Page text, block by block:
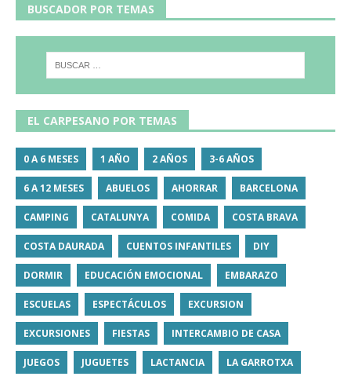
BUSCADOR POR TEMAS
EL CARPESANO POR TEMAS
0 A 6 MESES 1 AÑO 2 AÑOS 3-6 AÑOS
6 A 12 MESES ABUELOS AHORRAR BARCELONA
CAMPING CATALUNYA COMIDA COSTA BRAVA
COSTA DAURADA CUENTOS INFANTILES DIY
DORMIR EDUCACIÓN EMOCIONAL EMBARAZO
ESCUELAS ESPECTÁCULOS EXCURSION
EXCURSIONES FIESTAS INTERCAMBIO DE CASA
JUEGOS JUGUETES LACTANCIA LA GARROTXA